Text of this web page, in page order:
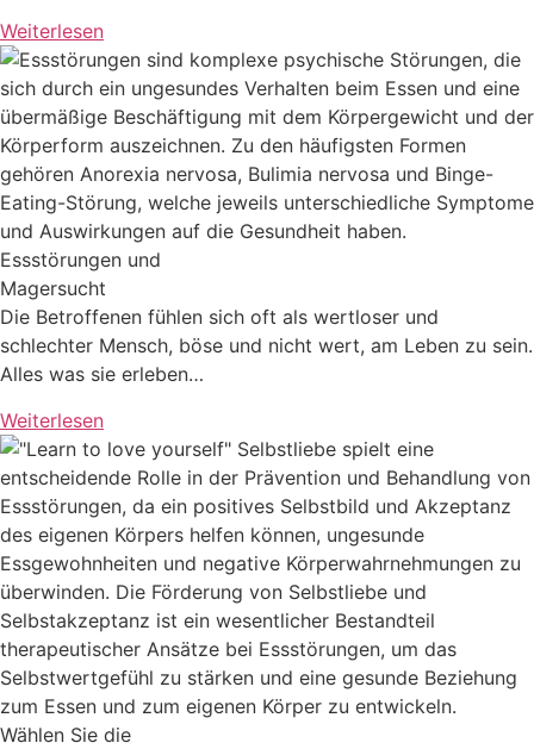
Weiterlesen
Essstörungen und
Magersucht
Die Betroffenen fühlen sich oft als wertloser und
schlechter Mensch, böse und nicht wert, am Leben zu sein.
Alles was sie erleben…
Weiterlesen
Wählen Sie die